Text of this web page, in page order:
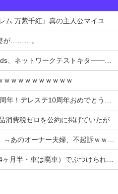
』真の主人公マイユニはキャラメイクが可能
が………。
トワークテストキタ━━━━(゜∀゜)━━━━!!
ｗｗｗｗｗｗｗｗｗｗ
う！ガチャ更新SSR八神マキノ・イベントSRイヴ、SR望月聖！
ていたが？」→階猛氏「そ、それは財源確保という条件付き」
ーナー夫婦、不起訴ｗｗｗｗｗｗｗｗｗ
ぶつけられた相手と付き合ってしまうｗｗｗｗｗｗｗｗ